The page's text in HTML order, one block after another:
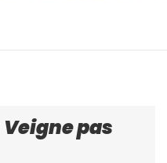
Veigne pas